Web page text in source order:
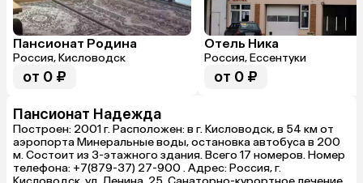
Пансионат Родина
Россия, Кисловодск
от 0 ₽
Отель Ника
Россия, Ессентуки
от 0 ₽
Пансионат Надежда
Построен: 2001 г. Расположен: в г. Кисловодск, в 54 км от
аэропорта Минеральные воды, остановка автобуса в 200
м. Состоит из 3-этажного здания. Всего 17 номеров. Номер
телефона: +7(879-37) 27-900 . Адрес: Россия, г.